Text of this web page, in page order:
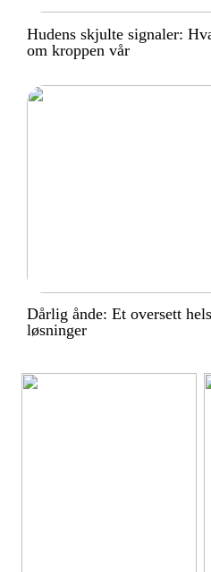
Hudens skjulte signaler:
om kroppen vår
Dårlig ånde: Et oversett
løsninger